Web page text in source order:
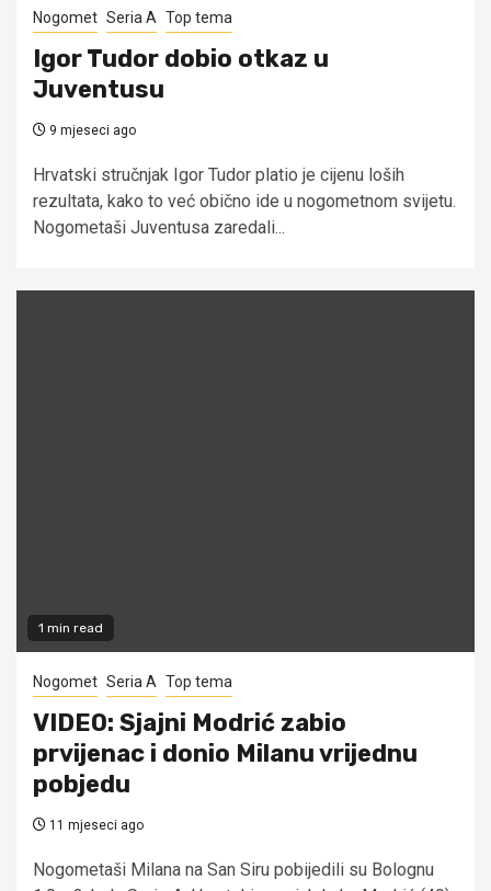
Nogomet Seria A Top tema
Igor Tudor dobio otkaz u
Juventusu
9 mjeseci ago
Hrvatski stručnjak Igor Tudor platio je cijenu loših
rezultata, kako to već obično ide u nogometnom svijetu.
Nogometaši Juventusa zaredali...
1 min read
Nogomet Seria A Top tema
VIDEO: Sjajni Modrić zabio
prvijenac i donio Milanu vrijednu
pobjedu
11 mjeseci ago
Nogometaši Milana na San Siru pobijedili su Bolognu